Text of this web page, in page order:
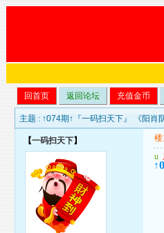
回首页 返回论坛 充值金币
主题 : ↑074期↑『一码扫天下』 《阳肖
【一码扫天下】 楼
u